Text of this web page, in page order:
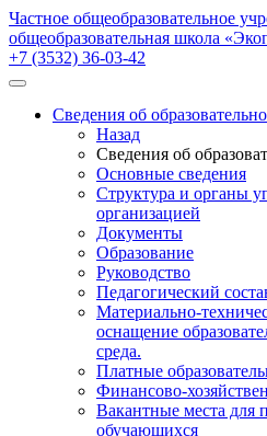
Частное общеобразовательное
общеобразовательная школа
+7 (3532) 36-03-42
Сведения об
Назад
Сведения об
Основные сведения
Структура и органы
организацией
Документы
Образование
Руководство
Педагогический
Материально-
оснащение
среда.
Платные
Финансово-
Вакантные места для
обучающихся